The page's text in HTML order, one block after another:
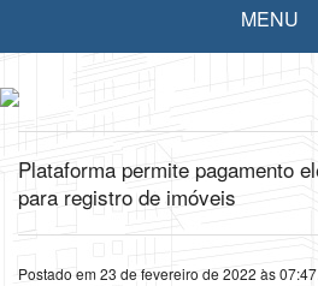
MENU
Plataforma permite pagamento
para registro de imóveis
Postado em 23 de fevereiro de 2022 às 07:47.